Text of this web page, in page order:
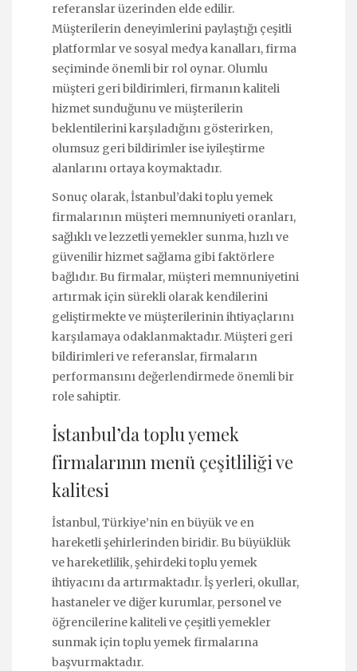
referanslar üzerinden elde edilir.
Müşterilerin deneyimlerini paylaştığı çeşitli
platformlar ve sosyal medya kanalları, firma
seçiminde önemli bir rol oynar. Olumlu
müşteri geri bildirimleri, firmanın kaliteli
hizmet sunduğunu ve müşterilerin
beklentilerini karşıladığını gösterirken,
olumsuz geri bildirimler ise iyileştirme
alanlarını ortaya koymaktadır.
Sonuç olarak, İstanbul’daki toplu yemek
firmalarının müşteri memnuniyeti oranları,
sağlıklı ve lezzetli yemekler sunma, hızlı ve
güvenilir hizmet sağlama gibi faktörlere
bağlıdır. Bu firmalar, müşteri memnuniyetini
artırmak için sürekli olarak kendilerini
geliştirmekte ve müşterilerinin ihtiyaçlarını
karşılamaya odaklanmaktadır. Müşteri geri
bildirimleri ve referanslar, firmaların
performansını değerlendirmede önemli bir
role sahiptir.
İstanbul’da toplu yemek
firmalarının menü çeşitliliği ve
kalitesi
İstanbul, Türkiye’nin en büyük ve en
hareketli şehirlerinden biridir. Bu büyüklük
ve hareketlilik, şehirdeki toplu yemek
ihtiyacını da artırmaktadır. İş yerleri, okullar,
hastaneler ve diğer kurumlar, personel ve
öğrencilerine kaliteli ve çeşitli yemekler
sunmak için toplu yemek firmalarına
başvurmaktadır.